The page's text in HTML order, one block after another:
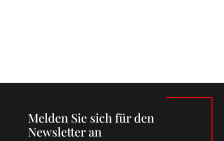
Melden Sie sich für den
Newsletter an